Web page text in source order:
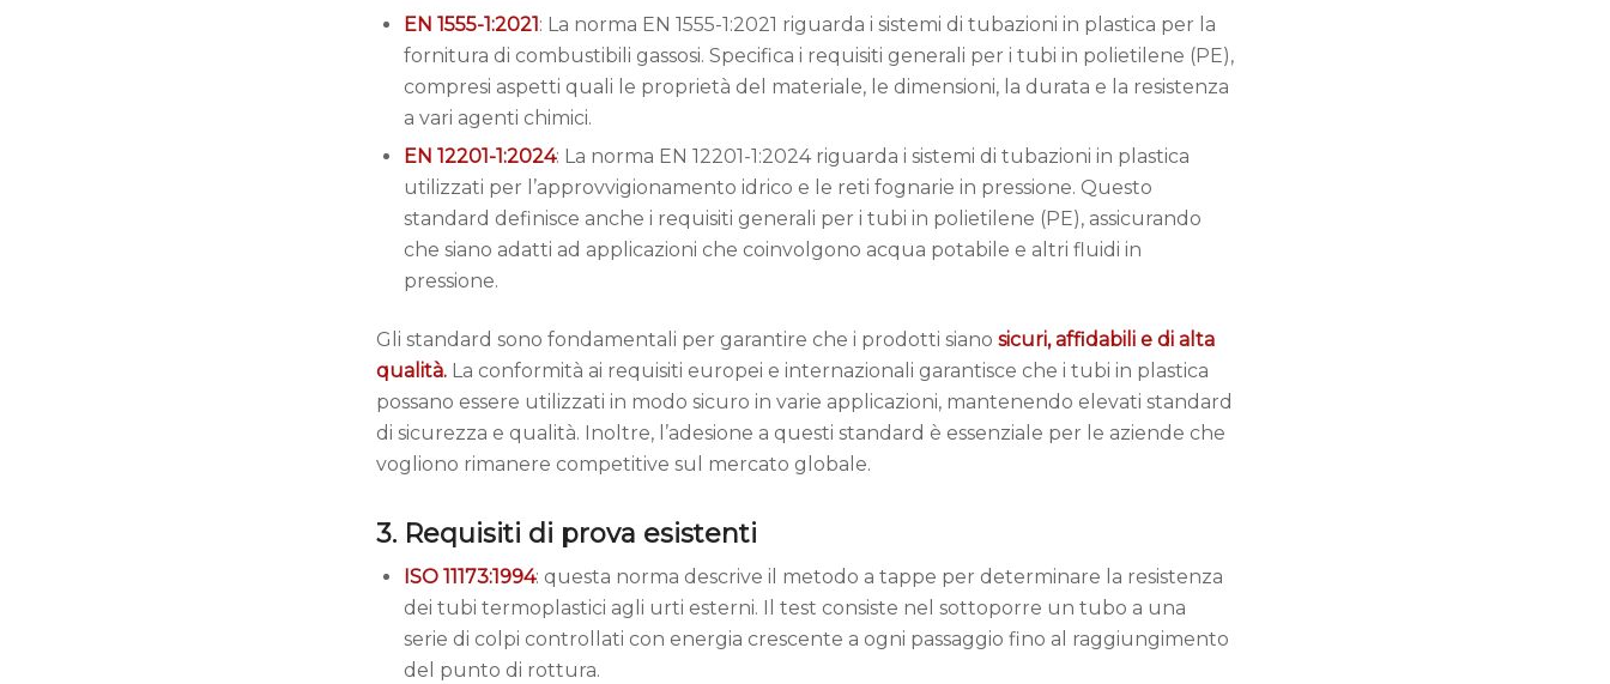
EN 1555-1:2021 : La norma EN 1555-1:2021 riguarda i sistemi di tubazioni in plastica per la
fornitura di combustibili gassosi. Specifica i requisiti generali per i tubi in polietilene (PE),
compresi aspetti quali le proprietà del materiale, le dimensioni, la durata e la resistenza
a vari agenti chimici.
EN 12201-1:2024: La norma EN 12201-1:2024 riguarda i sistemi di tubazioni in plastica
utilizzati per l’approvvigionamento idrico e le reti fognarie in pressione. Questo
standard definisce anche i requisiti generali per i tubi in polietilene (PE), assicurando
che siano adatti ad applicazioni che coinvolgono acqua potabile e altri fluidi in
pressione.
Gli standard sono fondamentali per garantire che i prodotti siano sicuri, affidabili e di alta
qualità. La conformità ai requisiti europei e internazionali garantisce che i tubi in plastica
possano essere utilizzati in modo sicuro in varie applicazioni, mantenendo elevati standard
di sicurezza e qualità. Inoltre, l’adesione a questi standard è essenziale per le aziende che
vogliono rimanere competitive sul mercato globale.
3. Requisiti di prova esistenti
ISO 11173:1994: questa norma descrive il metodo a tappe per determinare la resistenza
dei tubi termoplastici agli urti esterni. Il test consiste nel sottoporre un tubo a una
serie di colpi controllati con energia crescente a ogni passaggio fino al raggiungimento
del punto di rottura.